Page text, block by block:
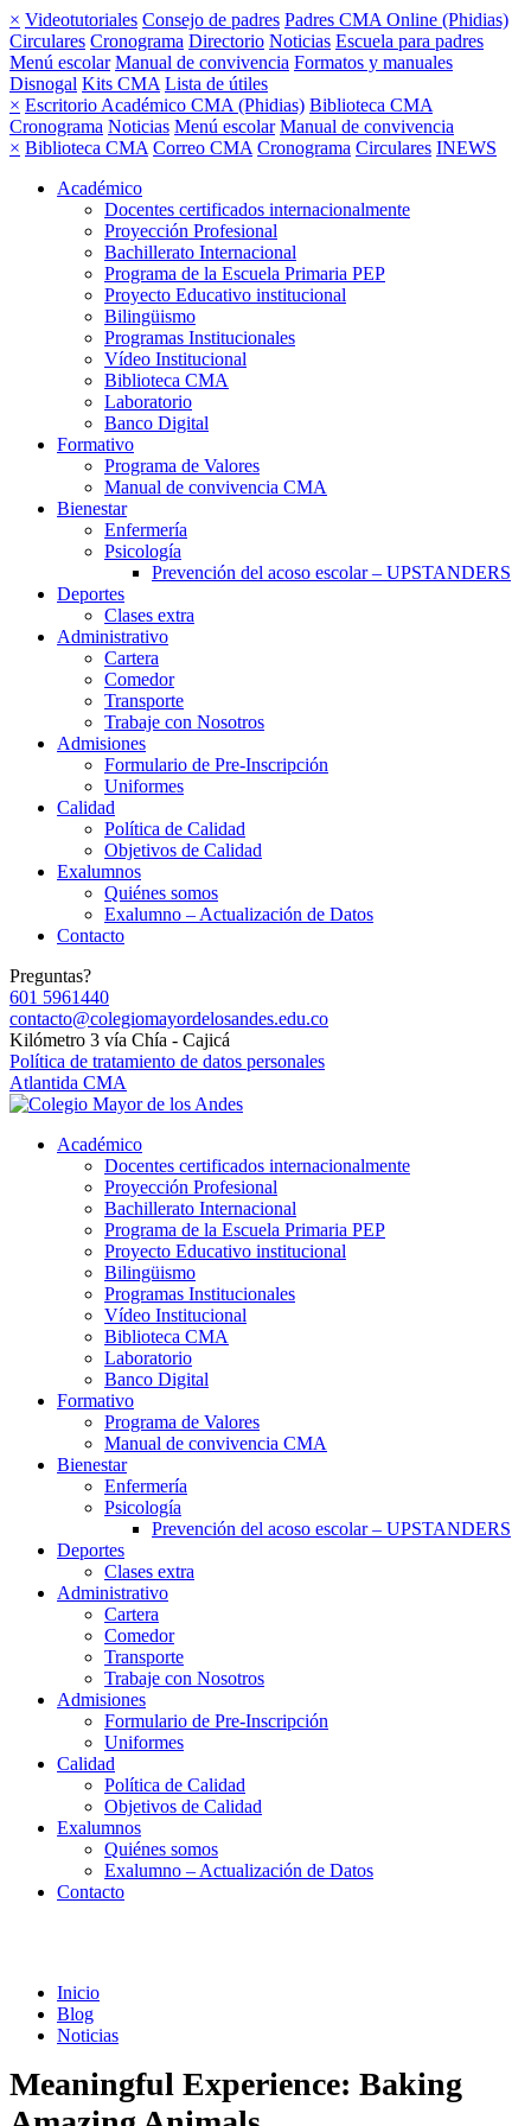
× Videotutoriales Consejo de padres Padres CMA Online (Phidias)
Circulares Cronograma Directorio Noticias Escuela para padres
Menú escolar Manual de convivencia Formatos y manuales
Disnogal Kits CMA Lista de útiles
× Escritorio Académico CMA (Phidias) Biblioteca CMA
Cronograma Noticias Menú escolar Manual de convivencia
× Biblioteca CMA Correo CMA Cronograma Circulares INEWS
Académico
Docentes certificados internacionalmente
Proyección Profesional
Bachillerato Internacional
Programa de la Escuela Primaria PEP
Proyecto Educativo institucional
Bilingüismo
Programas Institucionales
Vídeo Institucional
Biblioteca CMA
Laboratorio
Banco Digital
Formativo
Programa de Valores
Manual de convivencia CMA
Bienestar
Enfermería
Psicología
Prevención del acoso escolar – UPSTANDERS
Deportes
Clases extra
Administrativo
Cartera
Comedor
Transporte
Trabaje con Nosotros
Admisiones
Formulario de Pre-Inscripción
Uniformes
Calidad
Política de Calidad
Objetivos de Calidad
Exalumnos
Quiénes somos
Exalumno – Actualización de Datos
Contacto
Preguntas?
601 5961440
contacto@colegiomayordelosandes.edu.co
Kilómetro 3 vía Chía - Cajicá
Política de tratamiento de datos personales
Atlantida CMA
Académico
Docentes certificados internacionalmente
Proyección Profesional
Bachillerato Internacional
Programa de la Escuela Primaria PEP
Proyecto Educativo institucional
Bilingüismo
Programas Institucionales
Vídeo Institucional
Biblioteca CMA
Laboratorio
Banco Digital
Formativo
Programa de Valores
Manual de convivencia CMA
Bienestar
Enfermería
Psicología
Prevención del acoso escolar – UPSTANDERS
Deportes
Clases extra
Administrativo
Cartera
Comedor
Transporte
Trabaje con Nosotros
Admisiones
Formulario de Pre-Inscripción
Uniformes
Calidad
Política de Calidad
Objetivos de Calidad
Exalumnos
Quiénes somos
Exalumno – Actualización de Datos
Contacto
Inicio
Blog
Noticias
Meaningful Experience: Baking